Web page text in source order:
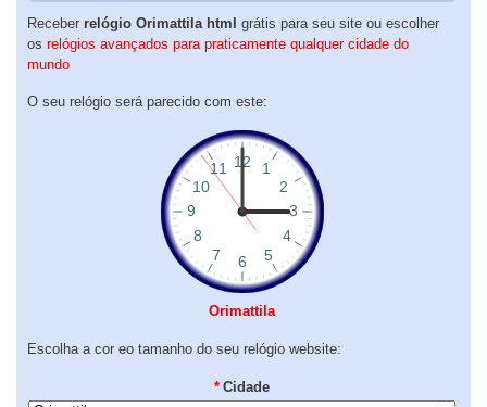
Receber relógio Orimattila html grátis para seu site ou escolher
os relógios avançados para praticamente qualquer cidade do
mundo
O seu relógio será parecido com este:
Orimattila
Escolha a cor eo tamanho do seu relógio website:
* Cidade